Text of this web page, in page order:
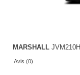
MARSHALL JVM210H
Avis (0)